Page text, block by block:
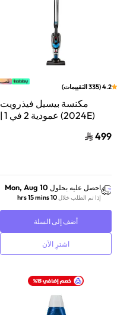
4.2
(
335التقييمات)
مكنسة بيسيل فيذرويت
(2024E) عمودية 2 في 1 |
499
احصل عليه بحلول Mon, Aug 10
إذا تم الطلب خلال10 hrs 15 mins
أضف إلى السلة
اشترِ الآن